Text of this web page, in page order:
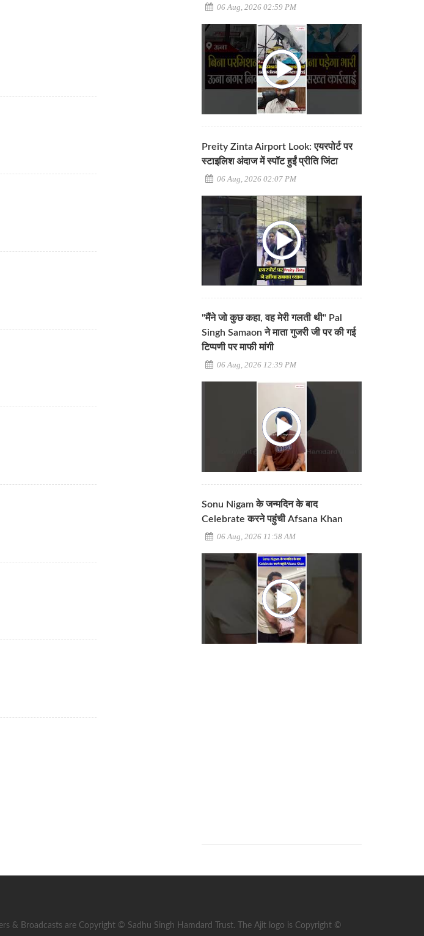
06 Aug, 2026 02:59 PM
Preity Zinta Airport Look: एयरपोर्ट पर
स्टाइलिश अंदाज में स्पॉट हुईं प्रीति जिंटा
06 Aug, 2026 02:07 PM
"मैंने जो कुछ कहा, वह मेरी गलती थी" Pal
Singh Samaon ने माता गुजरी जी पर की गई
टिप्पणी पर माफी मांगी
06 Aug, 2026 12:39 PM
Sonu Nigam के जन्मदिन के बाद
Celebrate करने पहुंची Afsana Khan
06 Aug, 2026 11:58 AM
& Broadcasts are Copyright © Sadhu Singh Hamdard Trust. The Ajit logo is Copyright ©